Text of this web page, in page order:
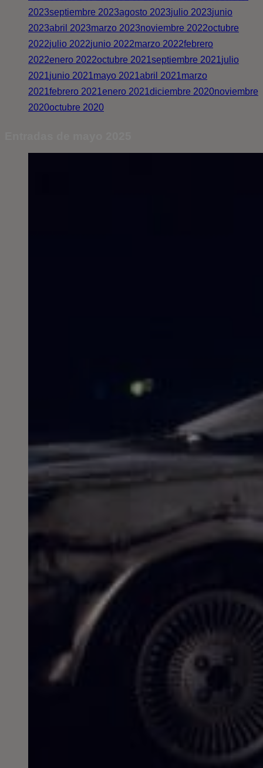
2023septiembre 2023agosto 2023julio 2023junio
2023abril 2023marzo 2023noviembre 2022octubre
2022julio 2022junio 2022marzo 2022febrero
2022enero 2022octubre 2021septiembre 2021julio
2021junio 2021mayo 2021abril 2021marzo
2021febrero 2021enero 2021diciembre 2020noviembre
2020octubre 2020